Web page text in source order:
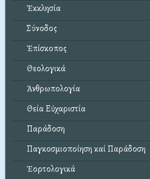
Ἐκκλησία
Σύνοδος
Ἐπίσκοπος
Θεολογικά
Ἀνθρωπολογία
Θεία Εὐχαριστία
Παράδοση
Παγκοσμιοποίηση καί Παράδοση
Ἑορτολογικά